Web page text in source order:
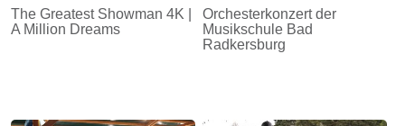
The Greatest Showman 4K |
A Million Dreams
Orchesterkonzert der
Musikschule Bad
Radkersburg